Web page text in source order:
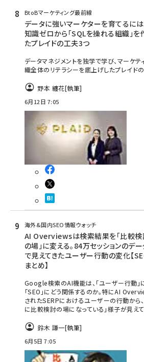
BtoBマーケティング最前線
データに強いマーケターを育てるには
知識ゼロから「SQLを操れる組織」を
たプレイドの工夫3つ
データマネジメントを独学で学び、マーケ
織全体のリテラシーを底上げしたプレイド
野本 纏花[執筆]
6月12日 7:05
海外&国内SEO情報ウォッチ
AI Overviewsは検索結果を「比較検
の場」に変える。84万セッションのデー
で見えてきたユーザー行動の変化【
まとめ】
Google検索のAI機能は、「ユーザー行動」
「SEO」にどう関係するのか。特にAI
されたSERPにおけるユーザーの行動から
に比較検討の場になっている」様子が見え
鈴木 謙一[執筆]
6月5日 7:05